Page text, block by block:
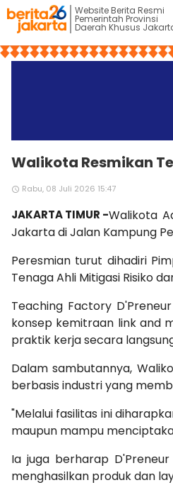
Website Berita Resmi
Pemerintah Provinsi
Daerah Khusus
Walikota Resmikan
access_time Rabu, 08 Juli 2026 15:47
JAKARTA TIMUR -Walikota
Jakarta di Jalan Kampung
Peresmian turut dihadiri
Tenaga Ahli Mitigasi Risiko
Teaching Factory
konsep kemitraan link and
praktik kerja secara
Dalam sambutannya,
berbasis industri yang
"Melalui fasilitas ini
maupun mampu
Ia juga berharap
menghasilkan produk dan